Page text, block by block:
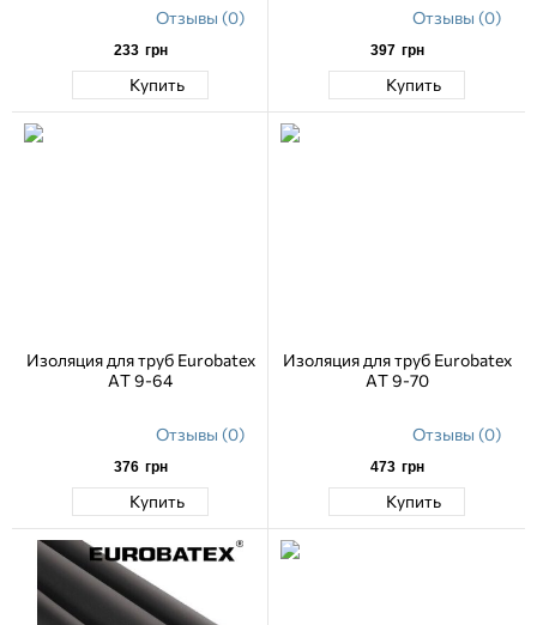
Отзывы (0)
233 грн
Купить
Отзывы (0)
397 грн
Купить
Изоляция для труб Eurobatex
AT 9-64
Отзывы (0)
376 грн
Купить
Изоляция для труб Eurobatex
AT 9-70
Отзывы (0)
473 грн
Купить